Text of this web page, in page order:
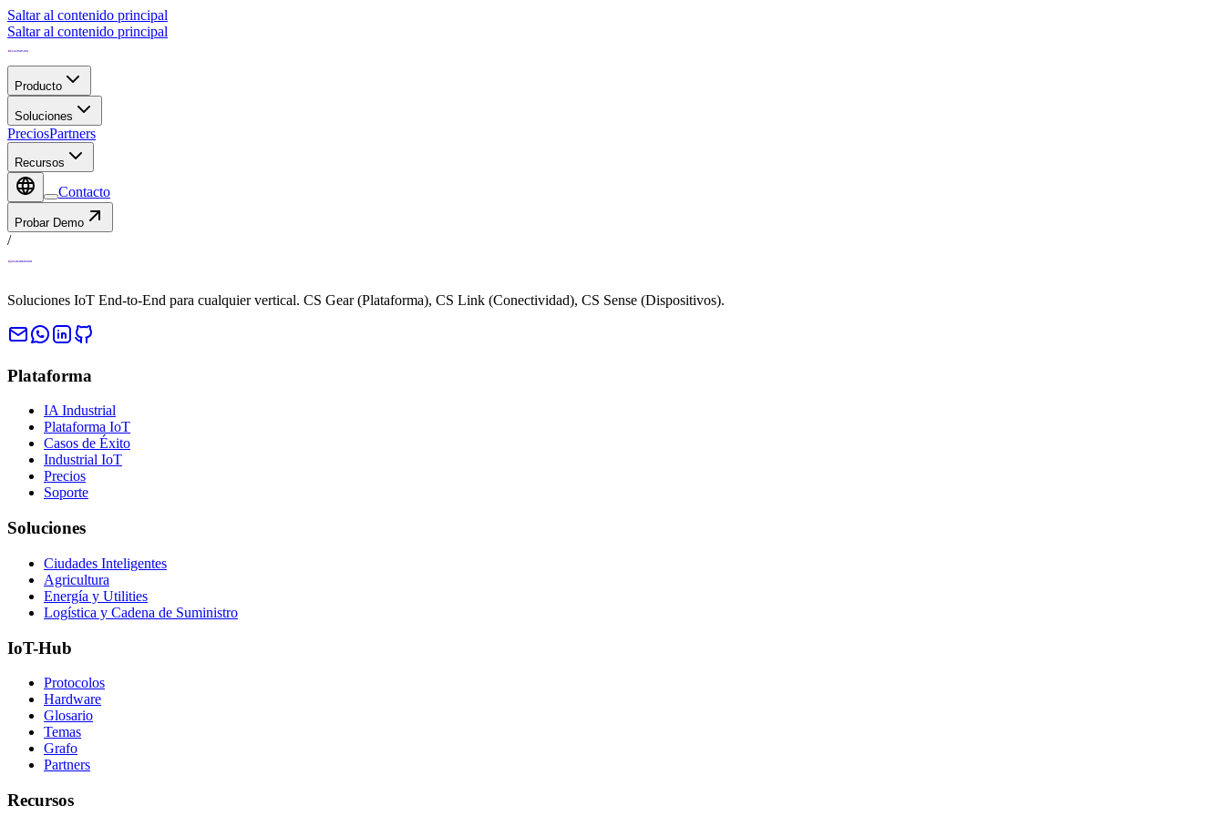
Saltar al contenido principal
Saltar al contenido principal
Producto
Soluciones
PreciosPartners
Recursos
Contacto
Probar Demo
/
Soluciones IoT End-to-End para cualquier vertical. CS Gear (Plataforma), CS Link (Conectividad), CS Sense (Dispositivos).
Plataforma
IA Industrial
Plataforma IoT
Casos de Éxito
Industrial IoT
Precios
Soporte
Soluciones
Ciudades Inteligentes
Agricultura
Energía y Utilities
Logística y Cadena de Suministro
IoT-Hub
Protocolos
Hardware
Glosario
Temas
Grafo
Partners
Recursos